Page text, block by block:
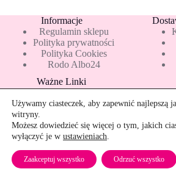
Informacje
Regulamin sklepu
Polityka prywatności
Polityka Cookies
Rodo Albo24
Ważne Linki
Blog
Nowości
Bestsellery
Używamy ciasteczek, aby zapewnić najlepszą
witryny.
Możesz dowiedzieć się więcej o tym, jakich
wyłączyć je w ustawieniach.
Zaakceptuj wszystko Odrzuć wszystko
5,03zł